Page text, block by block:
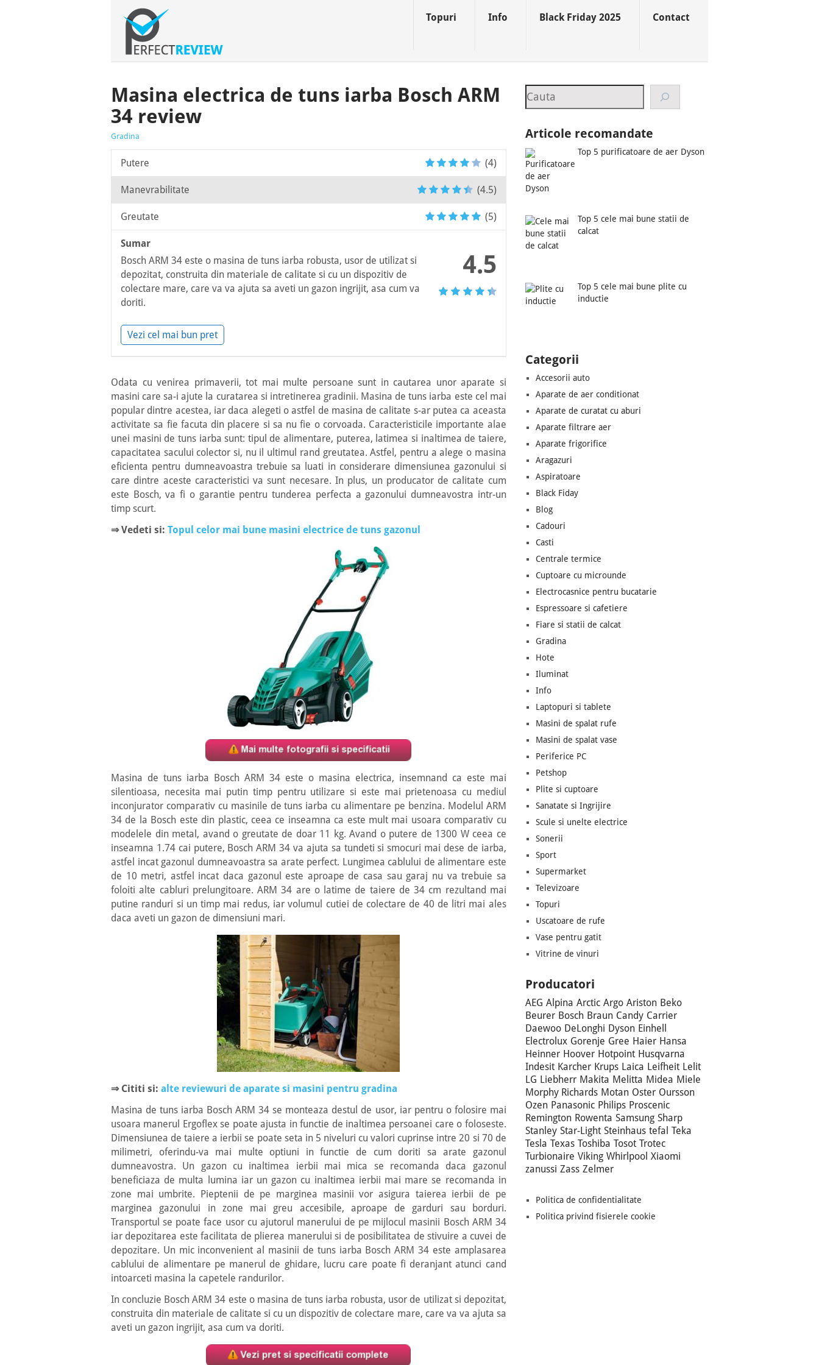
Topuri Info Black Friday 2025 Contact
Masina electrica de tuns iarba Bosch ARM
34 review
Gradina
Putere (4)
Manevrabilitate (4.5)
Greutate (5)
4.5
Sumar
Bosch ARM 34 este o masina de tuns iarba robusta, usor de utilizat si
depozitat, construita din materiale de calitate si cu un dispozitiv de
colectare mare, care va va ajuta sa aveti un gazon ingrijit, asa cum va
doriti.
Vezi cel mai bun pret
Odata cu venirea primaverii, tot mai multe persoane sunt in cautarea unor aparate si
masini care sa-i ajute la curatarea si intretinerea gradinii. Masina de tuns iarba este cel mai
popular dintre acestea, iar daca alegeti o astfel de masina de calitate s-ar putea ca aceasta
activitate sa fie facuta din placere si sa nu fie o corvoada. Caracteristicile importante alae
unei masini de tuns iarba sunt: tipul de alimentare, puterea, latimea si inaltimea de taiere,
capacitatea sacului colector si, nu il ultimul rand greutatea. Astfel, pentru a alege o masina
eficienta pentru dumneavoastra trebuie sa luati in considerare dimensiunea gazonului si
care dintre aceste caracteristici va sunt necesare. In plus, un producator de calitate cum
este Bosch, va fi o garantie pentru tunderea perfecta a gazonului dumneavostra intr-un
timp scurt.
⇒ Vedeti si: Topul celor mai bune masini electrice de tuns gazonul
Masina de tuns iarba Bosch ARM 34 este o masina electrica, insemnand ca este mai
silentioasa, necesita mai putin timp pentru utilizare si este mai prietenoasa cu mediul
inconjurator comparativ cu masinile de tuns iarba cu alimentare pe benzina. Modelul ARM
34 de la Bosch este din plastic, ceea ce inseamna ca este mult mai usoara comparativ cu
modelele din metal, avand o greutate de doar 11 kg. Avand o putere de 1300 W ceea ce
inseamna 1.74 cai putere, Bosch ARM 34 va ajuta sa tundeti si smocuri mai dese de iarba,
astfel incat gazonul dumneavoastra sa arate perfect. Lungimea cablului de alimentare este
de 10 metri, astfel incat daca gazonul este aproape de casa sau garaj nu va trebuie sa
foloiti alte cabluri prelungitoare. ARM 34 are o latime de taiere de 34 cm rezultand mai
putine randuri si un timp mai redus, iar volumul cutiei de colectare de 40 de litri mai ales
daca aveti un gazon de dimensiuni mari.
⇒Cititi si: alte reviewuri de aparate si masini pentru gradina
Masina de tuns iarba Bosch ARM 34 se monteaza destul de usor, iar pentru o folosire mai
usoara manerul Ergoflex se poate ajusta in functie de inaltimea persoanei care o foloseste.
Dimensiunea de taiere a ierbii se poate seta in 5 niveluri cu valori cuprinse intre 20 si 70 de
milimetri, oferindu-va mai multe optiuni in functie de cum doriti sa arate gazonul
dumneavostra. Un gazon cu inaltimea ierbii mai mica se recomanda daca gazonul
beneficiaza de multa lumina iar un gazon cu inaltimea ierbii mai mare se recomanda in
zone mai umbrite. Pieptenii de pe marginea masinii vor asigura taierea ierbii de pe
marginea gazonului in zone mai greu accesibile, aproape de garduri sau borduri.
Transportul se poate face usor cu ajutorul manerului de pe mijlocul masinii Bosch ARM 34
iar depozitarea este facilitata de plierea manerului si de posibilitatea de stivuire a cuvei de
depozitare. Un mic inconvenient al masinii de tuns iarba Bosch ARM 34 este amplasarea
cablului de alimentare pe manerul de ghidare, lucru care poate fi deranjant atunci cand
intoarceti masina la capetele randurilor.
In concluzie Bosch ARM 34 este o masina de tuns iarba robusta, usor de utilizat si depozitat,
construita din materiale de calitate si cu un dispozitiv de colectare mare, care va va ajuta sa
aveti un gazon ingrijit, asa cum va doriti.
Search
Articole recomandate
Top 5 purificatoare de aer Dyson
Top 5 cele mai bune statii de
calcat
Top 5 cele mai bune plite cu
inductie
Categorii
Accesorii auto
Aparate de aer conditionat
Aparate de curatat cu aburi
Aparate filtrare aer
Aparate frigorifice
Aragazuri
Aspiratoare
Black Fiday
Blog
Cadouri
Casti
Centrale termice
Cuptoare cu microunde
Electrocasnice pentru bucatarie
Espressoare si cafetiere
Fiare si statii de calcat
Gradina
Hote
Iluminat
Info
Laptopuri si tablete
Masini de spalat rufe
Masini de spalat vase
Periferice PC
Petshop
Plite si cuptoare
Sanatate si Ingrijire
Scule si unelte electrice
Sonerii
Sport
Supermarket
Televizoare
Topuri
Uscatoare de rufe
Vase pentru gatit
Vitrine de vinuri
Producatori
AEG Alpina Arctic Argo Ariston Beko
Beurer Bosch Braun Candy Carrier
Daewoo DeLonghi Dyson Einhell
Electrolux Gorenje Gree Haier Hansa
Heinner Hoover Hotpoint Husqvarna
Indesit Karcher Krups Laica Leifheit Lelit
LG Liebherr Makita Melitta Midea Miele
Morphy Richards Motan Oster Oursson
Ozen Panasonic Philips Proscenic
Remington Rowenta Samsung Sharp
Stanley Star-Light Steinhaus tefal Teka
Tesla Texas Toshiba Tosot Trotec
Turbionaire Viking Whirlpool Xiaomi
zanussi Zass Zelmer
Politica de confidentialitate
Politica privind fisierele cookie